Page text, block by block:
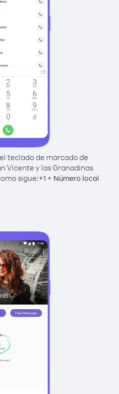
teclado de marcado de
Vicente y las Granadinas
sigue:+1 + Número local